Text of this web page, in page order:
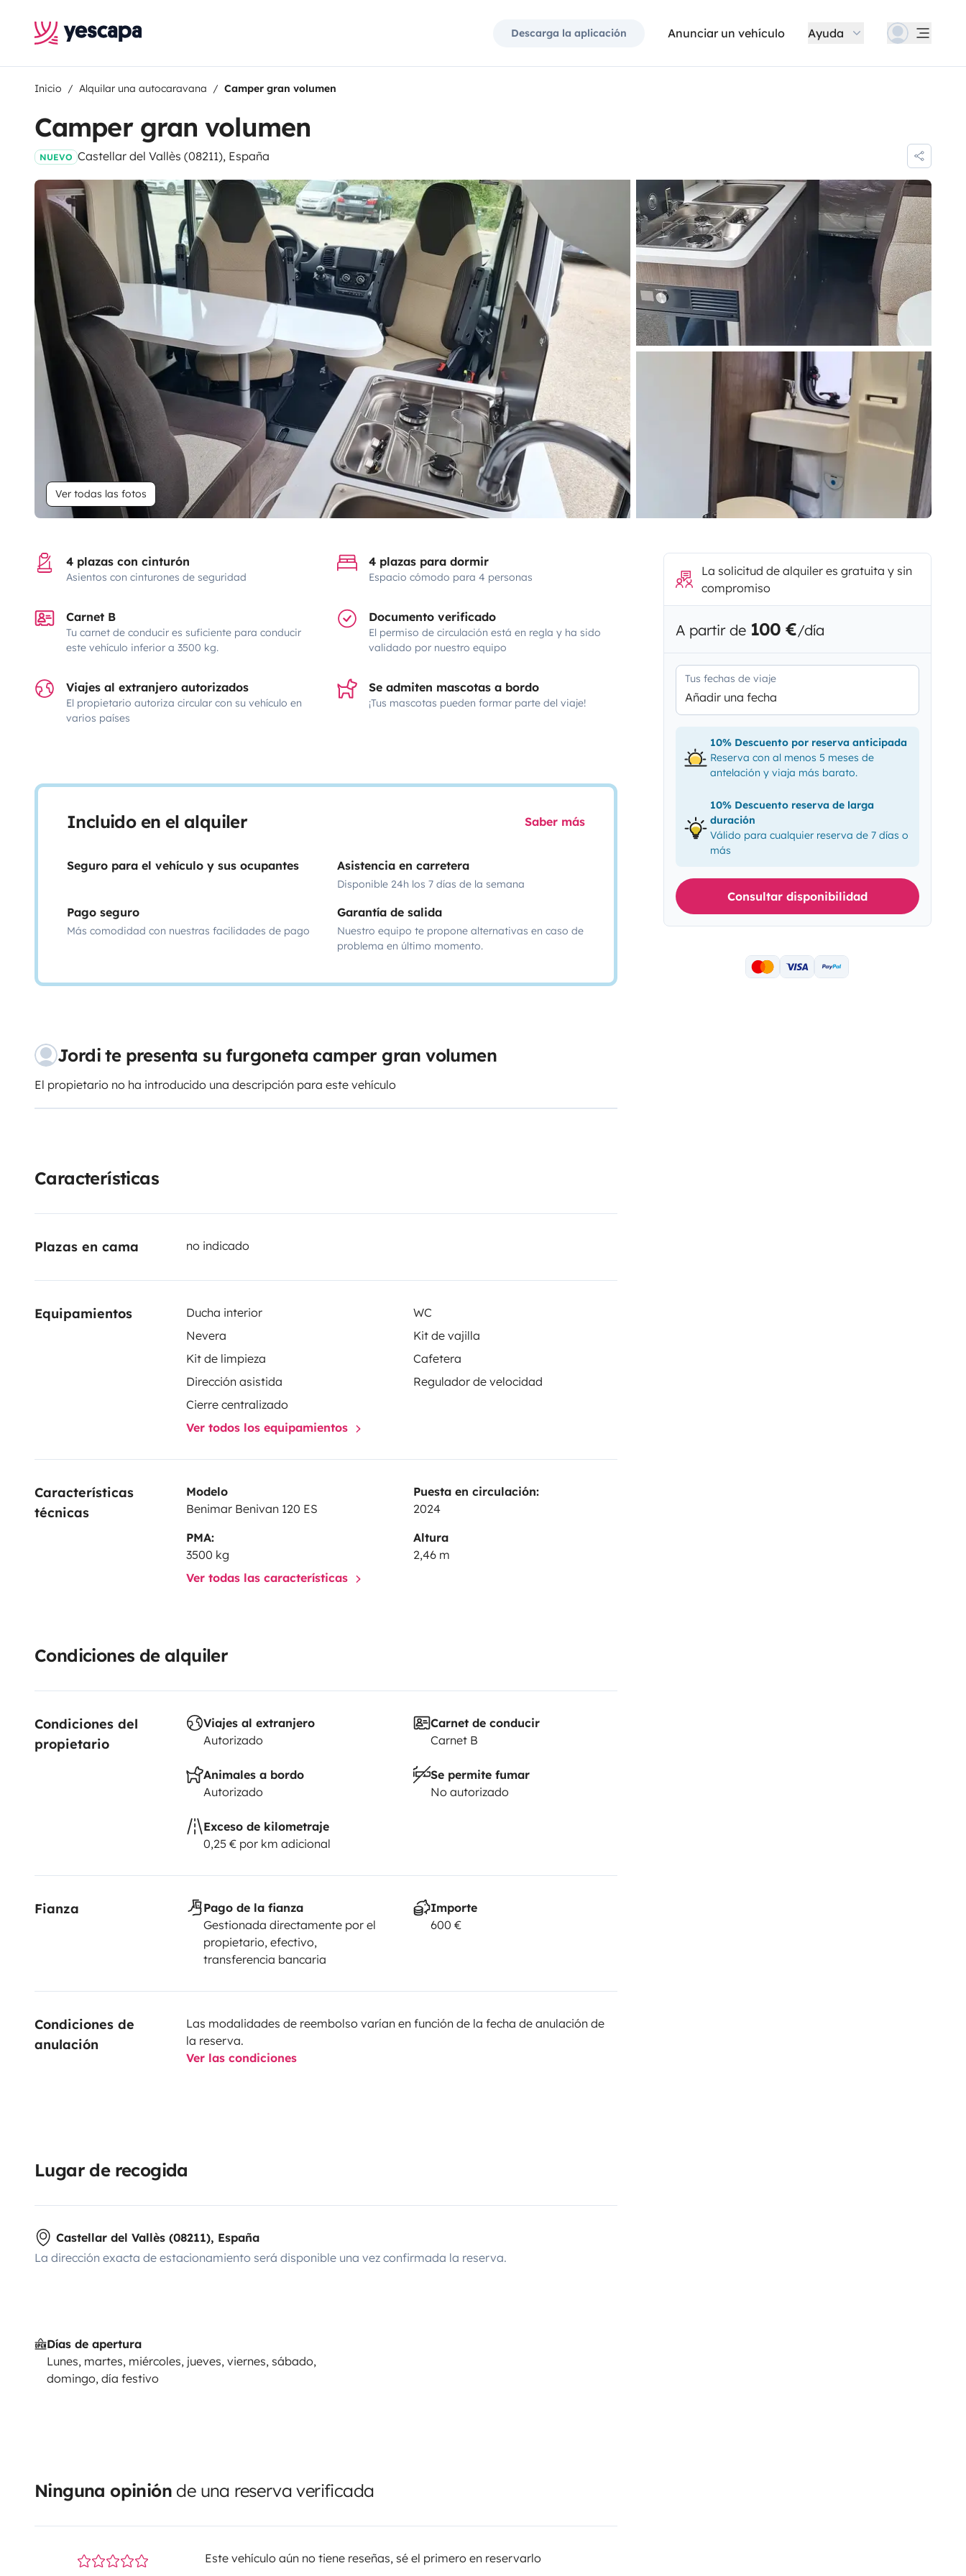
Descarga la aplicación Anunciar un vehículo Ayuda
Inicio Alquilar una autocaravana Camper gran volumen
Camper gran volumen
NUEVO Castellar del Vallès (08211), España
Ver todas las fotos
4 plazas con cinturón
Asientos con cinturones de seguridad
4 plazas para dormir
Espacio cómodo para 4 personas
Carnet B
Tu carnet de conducir es suficiente para conducir
este vehículo inferior a 3500 kg.
Documento verificado
El permiso de circulación está en regla y ha sido
validado por nuestro equipo
Viajes al extranjero autorizados
El propietario autoriza circular con su vehículo en
varios países
Se admiten mascotas a bordo
¡Tus mascotas pueden formar parte del viaje!
Incluido en el alquiler Saber más
Seguro para el vehículo y sus ocupantes Asistencia en carretera
Disponible 24h los 7 días de la semana
Pago seguro
Más comodidad con nuestras facilidades de pago
Garantía de salida
Nuestro equipo te propone alternativas en caso de
problema en último momento.
Jordi te presenta su furgoneta camper gran volumen
El propietario no ha introducido una descripción para este vehículo
Características
Plazas en cama no indicado
Equipamientos Ducha interior
WC
Nevera
Kit de vajilla
Kit de limpieza
Cafetera
Dirección asistida
Regulador de velocidad
Cierre centralizado
Ver todos los equipamientos
Características
técnicas
Modelo
Benimar Benivan 120 ES
Puesta en circulación:
2024
PMA:
3500 kg
Altura
2,46 m
Ver todas las características
Condiciones de alquiler
Condiciones del
propietario
Viajes al extranjero
Autorizado
Carnet de conducir
Carnet B
Animales a bordo
Autorizado
Se permite fumar
No autorizado
Exceso de kilometraje
0,25 € por km adicional
Fianza
Pago de la fianza
Gestionada directamente por el
propietario, efectivo,
transferencia bancaria
Importe
600 €
Condiciones de
anulación
Las modalidades de reembolso varían en función de la fecha de anulación de
la reserva.
Ver las condiciones
Lugar de recogida
Castellar del Vallès (08211), España
La dirección exacta de estacionamiento será disponible una vez confirmada la reserva.
Días de apertura
Lunes, martes, miércoles, jueves, viernes, sábado,
domingo, día festivo
Ninguna opinión de una reserva verificada
Este vehículo aún no tiene reseñas, sé el primero en reservarlo
La solicitud de alquiler es gratuita y sin
compromiso
A partir de 100 €/día
Tus fechas de viaje
Añadir una fecha
10% Descuento por reserva anticipada
Reserva con al menos 5 meses de
antelación y viaja más barato.
10% Descuento reserva de larga
duración
Válido para cualquier reserva de 7 días o
más
Consultar disponibilidad